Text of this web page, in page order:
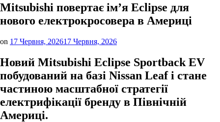
Mitsubishi повертає ім’я Eclipse для
нового електрокросовера в Америці
on 17 Червня, 202617 Червня, 2026
Новий Mitsubishi Eclipse Sportback EV
побудований на базі Nissan Leaf і стане
частиною масштабної стратегії
електрифікації бренду в Північній
Америці.